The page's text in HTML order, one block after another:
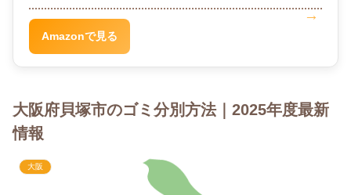
Amazonで見る
大阪府貝塚市のゴミ分別方法｜2025年度最新
情報
大阪